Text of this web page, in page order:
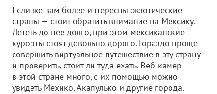
Если же вам более интересны экзотические
страны — стоит обратить внимание на Мексику.
Лететь до нее долго, при этом мексиканские
курорты стоят довольно дорого. Гораздо проще
совершить виртуальное путешествие в эту страну
и проверить, стоит ли туда ехать. Веб-камер
в этой стране много, с их помощью можно
увидеть Мехико, Акапулько и другие города.